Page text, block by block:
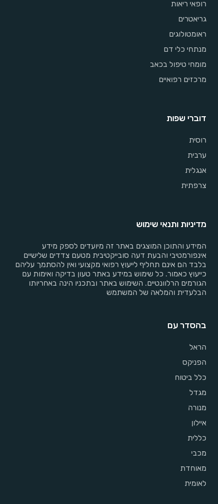
רופאי ריאות
גריאטרים
ראומטולוגים
מנתחי כלי דם
מומחי טיפול בכאב
מרכזים רפואיים
דוברי שפות
רוסית
ערבית
אנגלית
צרפתית
מדיניות ותנאי שימוש
המידע והתוכן המוצגים באתר זה מיועדים לספק מידע
אינפורמטיבי והבעת דעה סובייקטיבית מטעם צדדים שלישיים
בלבד הם אינם תחליף לייעוץ רפואי מקצועי ואין להסתמך עליהם
כייעוץ כאמור. כל שימוש במידע באתר טעון בדיקה ואימות עם
הגורמים הרלוונטיים. השימוש באתר ובתכניו הינה באחריותו
הבלעדית והמלאה של המשתמש
בהסדר עם
הראל
הפניקס
כלל ביטוח
מגדל
מנורה
איילון
כללית
מכבי
מאוחדת
לאומית